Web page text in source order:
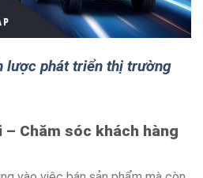
lược phát triển thị trường
Chăm sóc khách hàng